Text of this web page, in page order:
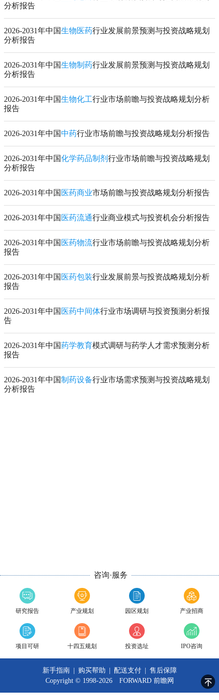
分析报告
2026-2031年中国生物医药行业发展前景预测与投资战略规划
分析报告
2026-2031年中国生物制药行业发展前景预测与投资战略规划
分析报告
2026-2031年中国生物化工行业市场前瞻与投资战略规划分析
报告
2026-2031年中国中药行业市场前瞻与投资战略规划分析报告
2026-2031年中国化学药品制剂 行业市场前瞻与投资战略规划
分析报告
2026-2031年中国 医药商业市场前瞻与投资战略规划分析报告
2026-2031年中国 医药流通行业商业模式与投资机会分析报告
2026-2031年中国 医药物流行业市场前瞻与投资战略规划分析
报告
2026-2031年中国 医药包装行业发展前景与投资战略规划分析
报告
2026-2031年中国 医药中间体行业市场调研与投资预测分析报
告
2026-2031年中国药学教育模式调研与药学人才需求预测分析
报告
2026-2031年中国制药设备行业市场需求预测与投资战略规划
分析报告
咨询·服务
研究报告 产业规划 园区规划 产业招商
项目可研 十四五规划 投资选址 IPO咨询
新手指南 购买帮助 配送支付
售后保障
Copyright © 1998-2026 FORWARD 前瞻网